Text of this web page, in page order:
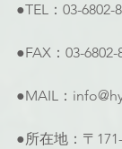
●TEL：03-6802-
●FAX：03-6802-
●MAIL：
●所在地：〒